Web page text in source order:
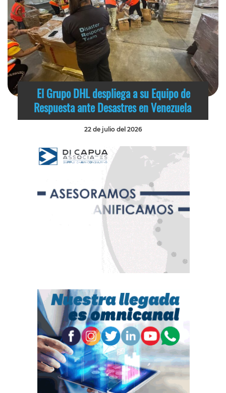
El Grupo DHL despliega a su Equipo de
Respuesta ante Desastres en Venezuela
22 de julio del 2026